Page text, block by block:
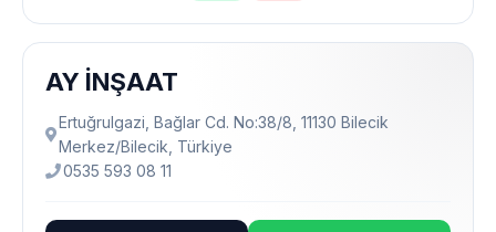
AY İNŞAAT
Ertuğrulgazi, Bağlar Cd. No:38/8, 11130 Bilecik
Merkez/Bilecik, Türkiye
0535 593 08 11